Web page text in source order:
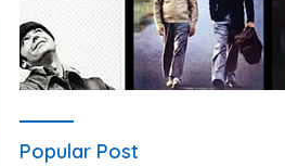
Popular Post